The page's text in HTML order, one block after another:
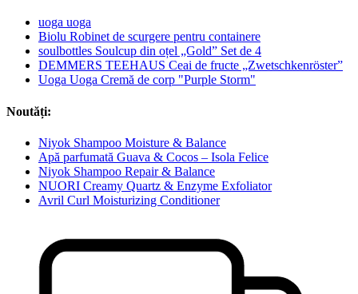
uoga uoga
Biolu Robinet de scurgere pentru containere
soulbottles Soulcup din oțel „Gold” Set de 4
DEMMERS TEEHAUS Ceai de fructe „Zwetschkenröster”
Uoga Uoga Cremă de corp "Purple Storm"
Noutăți:
Niyok Shampoo Moisture & Balance
Apă parfumată Guava & Cocos – Isola Felice
Niyok Shampoo Repair & Balance
NUORI Creamy Quartz & Enzyme Exfoliator
Avril Curl Moisturizing Conditioner